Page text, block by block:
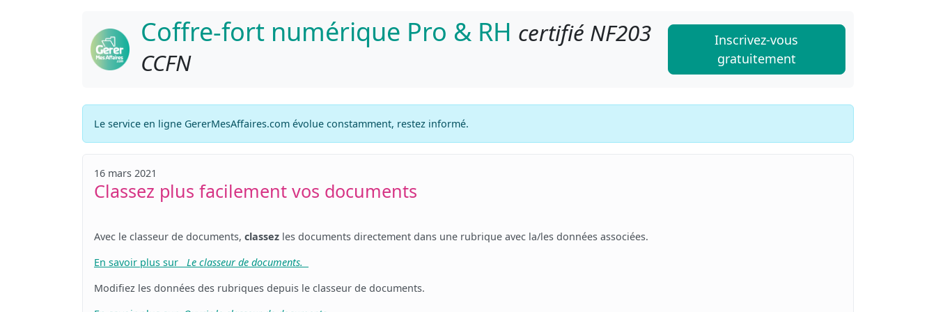
Coffre-fort numérique Pro & RH certifié NF203
CCFN
Inscrivez-vous
gratuitement
Le service en ligne GererMesAffaires.com évolue constamment, restez informé.
16 mars 2021
Classez plus facilement vos documents
Avec le classeur de documents, classez les documents directement dans une rubrique avec la/les données associées.
En savoir plus sur
Le classeur de documents.
Modifiez les données des rubriques depuis le classeur de documents.